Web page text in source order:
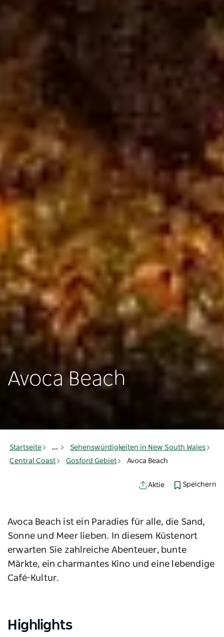
Avoca Beach
Startseite ...
Sehenswürdigkeiten in New South Wales
Central Coast
Gosford Gebiet Avoca Beach
Aktie Speichern
Avoca Beach ist ein Paradies für alle, die Sand,
Sonne und Meer lieben. In diesem Küstenort
erwarten Sie zahlreiche Abenteuer, bunte
Märkte, ein charmantes Kino und eine lebendige
Café-Kultur.
Highlights